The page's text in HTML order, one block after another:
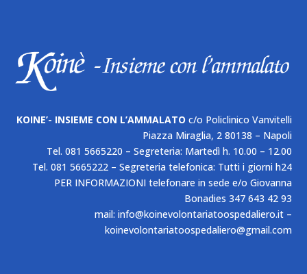
KOINE’- INSIEME CON L’AMMALATO c/o Policlinico Vanvitelli
Piazza Miraglia, 2 80138 – Napoli
Tel. 081 5665220 – Segreteria: Martedì h. 10.00 – 12.00
Tel. 081 5665222 – Segreteria telefonica: Tutti i giorni h24
PER INFORMAZIONI telefonare in sede e/o Giovanna
Bonadies 347 643 42 93
mail: info@koinevolontariatoospedaliero.it –
koinevolontariatoospedaliero@gmail.com